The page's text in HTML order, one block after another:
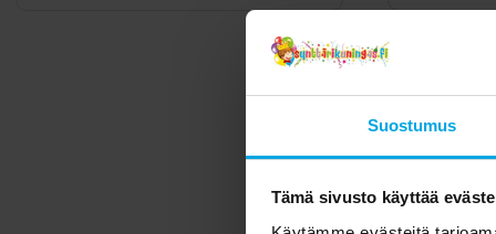
Suostumus
Tämä sivusto käyttää